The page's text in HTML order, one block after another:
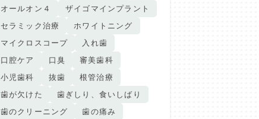
オールオン４
ザイゴマインプラント
セラミック治療
ホワイトニング
マイクロスコープ
入れ歯
口腔ケア
口臭
審美歯科
小児歯科
抜歯
根管治療
歯が欠けた
歯ぎしり、食いしばり
歯のクリーニング
歯の痛み